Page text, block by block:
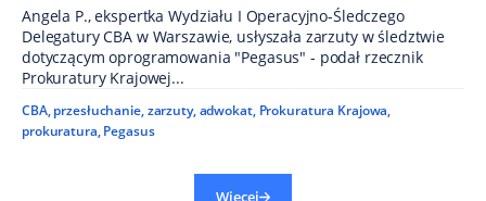
Angela P., ekspertka Wydziału I Operacyjno-Śledczego
Delegatury CBA w Warszawie, usłyszała zarzuty w śledztwie
dotyczącym oprogramowania "Pegasus" - podał rzecznik
Prokuratury Krajowej...
CBA, przesłuchanie,zarzuty,adwokat, Prokuratura Krajowa,
prokuratura, Pegasus
Więcej